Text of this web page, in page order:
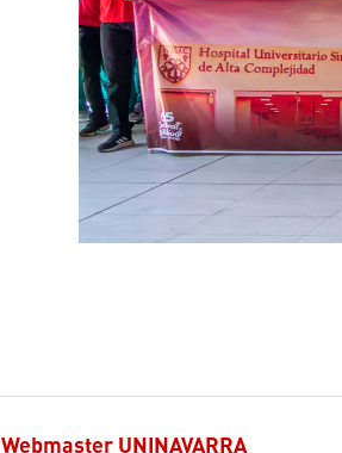
Webmaster UNINAVARRA